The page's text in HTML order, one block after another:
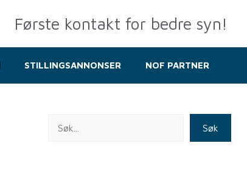
Første kontakt for bedre syn!
STILLINGSANNONSER NOF PARTNER
Søk